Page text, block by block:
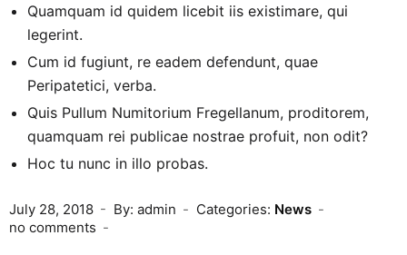
Quamquam id quidem licebit iis existimare, qui
legerint.
Cum id fugiunt, re eadem defendunt, quae
Peripatetici, verba.
Quis Pullum Numitorium Fregellanum, proditorem,
quamquam rei publicae nostrae profuit, non odit?
Hoc tu nunc in illo probas.
July 28, 2018 By: admin Categories: News
no comments